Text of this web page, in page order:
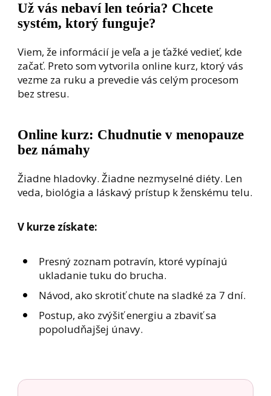
Už vás nebaví len teória? Chcete
systém, ktorý funguje?
Viem, že informácií je veľa a je ťažké vedieť, kde
začať. Preto som vytvorila online kurz, ktorý vás
vezme za ruku a prevedie vás celým procesom
bez stresu.
Online kurz: Chudnutie v menopauze
bez námahy
Žiadne hladovky. Žiadne nezmyselné diéty. Len
veda, biológia a láskavý prístup k ženskému telu.
V kurze získate:
Presný zoznam potravín, ktoré vypínajú
ukladanie tuku do brucha.
Návod, ako skrotiť chute na sladké za 7 dní.
Postup, ako zvýšiť energiu a zbaviť sa
popoludňajšej únavy.